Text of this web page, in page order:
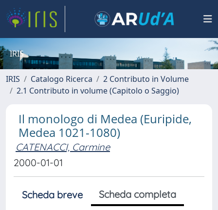
IRIS
IRIS Catalogo Ricerca
2 Contributo in Volume
2.1 Contributo in volume (Capitolo o Saggio)
Il monologo di Medea (Euripide,
Medea 1021-1080)
CATENACCI, Carmine
2000-01-01
Scheda breve
Scheda completa